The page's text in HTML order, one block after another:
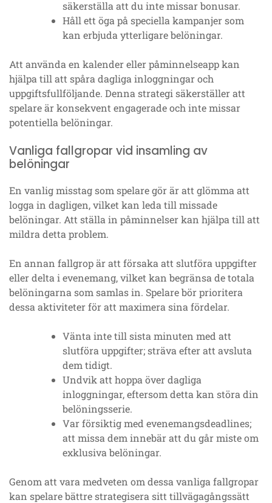
säkerställa att du inte missar bonusar.
Håll ett öga på speciella kampanjer som
kan erbjuda ytterligare belöningar.
Att använda en kalender eller påminnelseapp kan
hjälpa till att spåra dagliga inloggningar och
uppgiftsfullföljande. Denna strategi säkerställer att
spelare är konsekvent engagerade och inte missar
potentiella belöningar.
Vanliga fallgropar vid insamling av
belöningar
En vanlig misstag som spelare gör är att glömma att
logga in dagligen, vilket kan leda till missade
belöningar. Att ställa in påminnelser kan hjälpa till att
mildra detta problem.
En annan fallgrop är att försaka att slutföra uppgifter
eller delta i evenemang, vilket kan begränsa de totala
belöningarna som samlas in. Spelare bör prioritera
dessa aktiviteter för att maximera sina fördelar.
Vänta inte till sista minuten med att
slutföra uppgifter; sträva efter att avsluta
dem tidigt.
Undvik att hoppa över dagliga
inloggningar, eftersom detta kan störa din
belöningsserie.
Var försiktig med evenemangsdeadlines;
att missa dem innebär att du går miste om
exklusiva belöningar.
Genom att vara medveten om dessa vanliga fallgropar
kan spelare bättre strategisera sitt tillvägagångssätt